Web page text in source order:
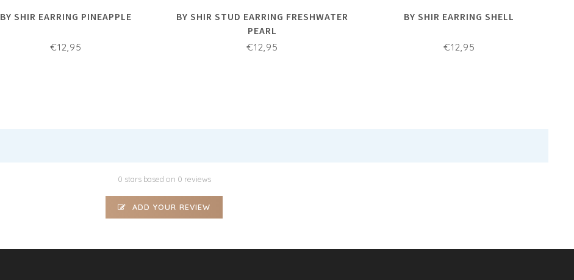
BY SHIR EARRING PINEAPPLE
€12,95
BY SHIR STUD EARRING FRESHWATER
PEARL
€12,95
BY SHIR EARRING SHELL
€12,95
0 stars based on 0 reviews
ADD YOUR REVIEW